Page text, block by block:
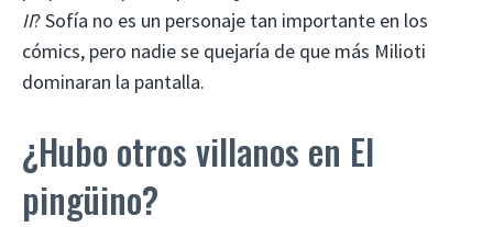
II? Sofía no es un personaje tan importante en los
cómics, pero nadie se quejaría de que más Milioti
dominaran la pantalla.
¿Hubo otros villanos en El
pingüino?